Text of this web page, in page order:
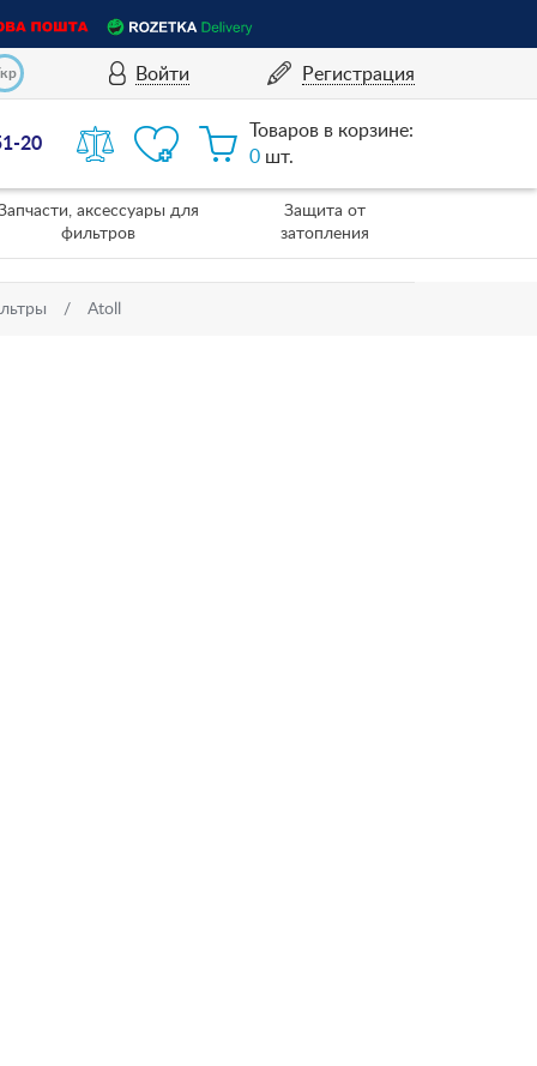
Войти Регистрация
20
Товаров в корзине:
0 шт.
аксессуары для
фильтров
Защита от
затопления
Atoll